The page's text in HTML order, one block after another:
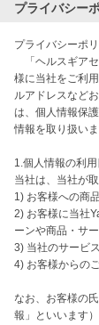
プライバシー
プライバシーポ
「ヘルスギアセ
様に当社をご利
ルアドレスなど
は、個人情報保
情報を取り扱いま
1.個人情報の利用
当社は、当社が
1) お客様への商
2) お客様に当社
ーンや商品・サ
3) 当社のサービ
4) お客様からの
なお、お客様の
報」といいます